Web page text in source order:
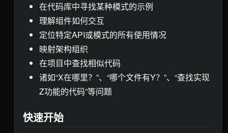
在代码库中寻找某种模式的示例
理解组件如何交互
定位特定API或模式的所有使用情况
映射架构组织
在项目中查找相似代码
诸如“X在哪里？”、“哪个文件有Y？”、“查找实现
Z功能的代码”等问题
快速开始